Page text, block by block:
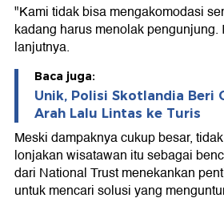
"Kami tidak bisa mengakomodasi
kadang harus menolak pengunjung.
lanjutnya.
Baca juga:
Unik, Polisi Skotlandia Beri
Arah Lalu Lintas ke Turis
Meski dampaknya cukup besar,
lonjakan wisatawan itu sebagai
dari National Trust menekankan
untuk mencari solusi yang